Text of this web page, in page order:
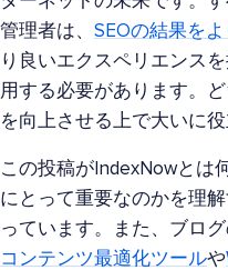
管理者は、 SEOの結果をよ
り良いエクスペリエンス
用する必要があります。
を向上させる上で大いに役
この投稿がIndexNowとは
にとって重要なのかを理
っています。また、ブロ
コンテンツ最適化ツールや